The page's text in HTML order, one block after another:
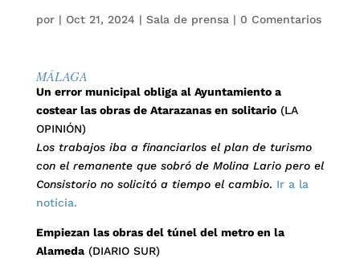
por | Oct 21, 2024 | Sala de prensa | 0 Comentarios
MÁLAGA
Un error municipal obliga al Ayuntamiento a
costear las obras de Atarazanas en solitario(LA
OPINIÓN)
Los trabajos iba a financiarlos el plan de turismo
con el remanente que sobró de Molina Lario pero el
Consistorio no solicitó a tiempo el cambio. Ir a la
noticia.
Empiezan las obras del túnel del metro en la
Alameda(DIARIO SUR)